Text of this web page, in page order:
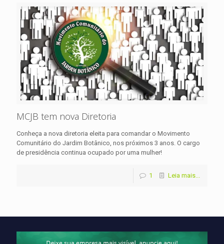
MCJB tem nova Diretoria
Conheça a nova diretoria eleita para comandar o Movimento
Comunitário do Jardim Botânico, nos próximos 3 anos. O cargo
de presidência continua ocupado por uma mulher!
1 Leia mais...